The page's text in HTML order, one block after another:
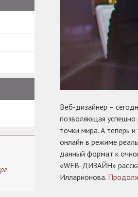
Веб-дизайнер –
позволяющая
точки мира. А теперь
онлайн в режиме
данный формат к
«WEB-ДИЗАЙН»
Илларионова.